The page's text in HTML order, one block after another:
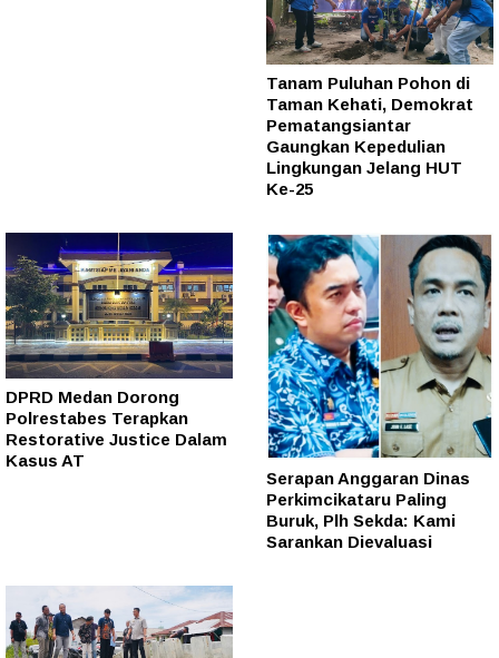
Tanam Puluhan Pohon di
Taman Kehati, Demokrat
Pematangsiantar
Gaungkan Kepedulian
Lingkungan Jelang HUT
Ke-25
DPRD Medan Dorong
Polrestabes Terapkan
Restorative Justice Dalam
Kasus AT
Serapan Anggaran Dinas
Perkimcikataru Paling
Buruk, Plh Sekda: Kami
Sarankan Dievaluasi